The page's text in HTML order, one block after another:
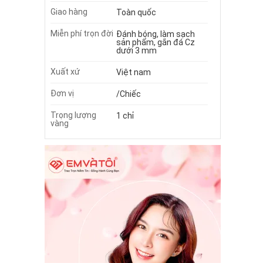
Giao hàng Toàn quốc
Miễn phí trọn đời Đánh bóng, làm sạch
sản phẩm, gắn đá Cz
dưới 3 mm
Xuất xứ Việt nam
Đơn vị /Chiếc
Trọng lượng
vàng
1 chỉ